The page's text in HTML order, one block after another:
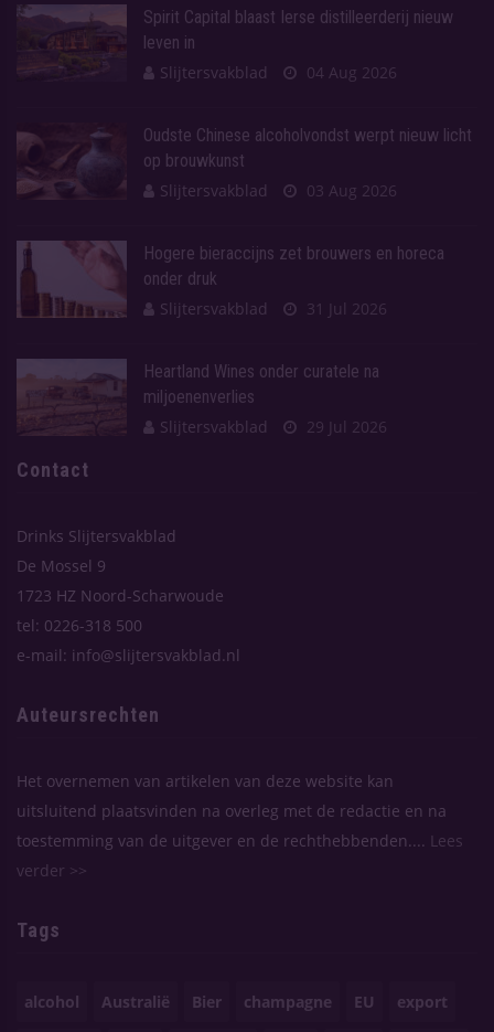
Spirit Capital blaast Ierse distilleerderij nieuw
leven in
Slijtersvakblad
04 Aug 2026
Oudste Chinese alcoholvondst werpt nieuw licht
op brouwkunst
Slijtersvakblad
03 Aug 2026
Hogere bieraccijns zet brouwers en horeca
onder druk
Slijtersvakblad
31 Jul 2026
Heartland Wines onder curatele na
miljoenenverlies
Slijtersvakblad
29 Jul 2026
Contact
Drinks Slijtersvakblad
De Mossel 9
1723 HZ Noord-Scharwoude
tel: 0226-318 500
e-mail: info@slijtersvakblad.nl
Auteursrechten
Het overnemen van artikelen van deze website kan
uitsluitend plaatsvinden na overleg met de redactie en na
toestemming van de uitgever en de rechthebbenden....
Lees
verder >>
Tags
alcohol Australië Bier champagne EU export